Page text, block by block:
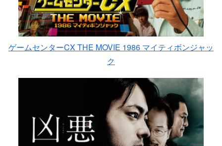
ゲームセンターCX THE MOVIE 1986 マイティボンジャッ
ク